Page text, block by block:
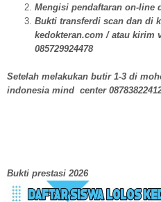
Mengisi pendaftaran on-line
Bukti transferdi scan dan di
kedokteran.com / atau kirim
085729924478
Setelah melakukan butir 1-3 di
indonesia mind center
Bukti prestasi 2026